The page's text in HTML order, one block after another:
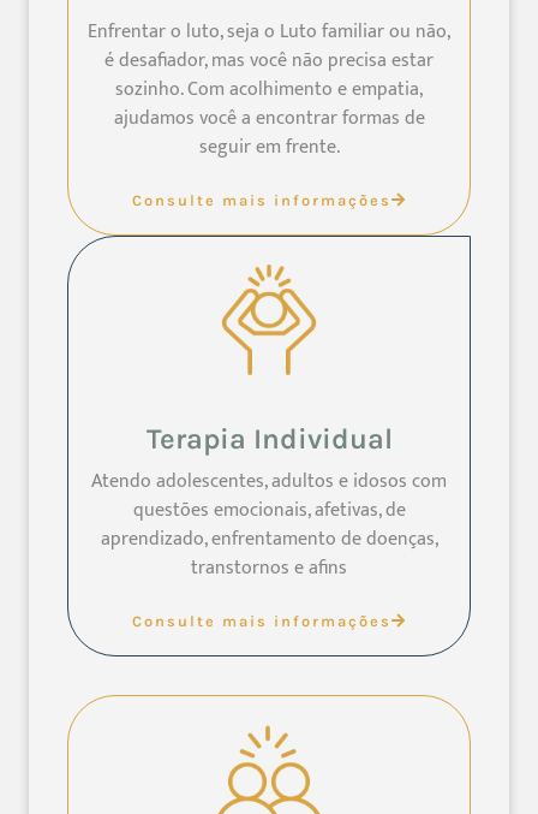
Enfrentar o luto, seja o Luto familiar ou não,
é desafiador, mas você não precisa estar
sozinho. Com acolhimento e empatia,
ajudamos você a encontrar formas de
seguir em frente.
Consulte mais informações
Terapia Individual
Atendo adolescentes, adultos e idosos com
questões emocionais, afetivas, de
aprendizado, enfrentamento de doenças,
transtornos e afins
Consulte mais informações